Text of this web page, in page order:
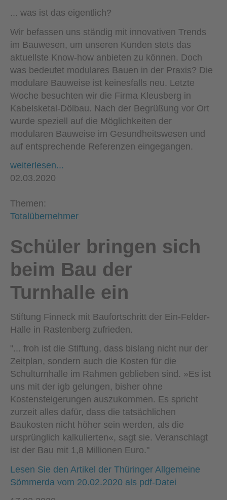
... was ist das eigentlich?
Wir befassen uns ständig mit innovativen Trends
im Bauwesen, um unseren Kunden stets das
aktuellste Know-how anbieten zu können. Doch
was bedeutet modulares Bauen in der Praxis? Die
modulare Bauweise ist keinesfalls neu. Letzte
Woche besuchten wir die Firma Kleusberg in
Kabelsketal-Dölbau. Nach der Begrüßung vor Ort
wurde speziell auf die Möglichkeiten der
modularen Bauweise im Gesundheitswesen und
auf entsprechende Referenzen eingegangen.
weiterlesen...
02.03.2020
Themen:
Totalübernehmer
Schüler bringen sich
beim Bau der
Turnhalle ein
Stiftung Finneck mit Baufortschritt der Ein-Felder-
Halle in Rastenberg zufrieden.
"... froh ist die Stiftung, dass bislang nicht nur der
Zeitplan, sondern auch die Kosten für die
Schulturnhalle im Rahmen geblieben sind. »Es ist
uns mit der igb gelungen, bisher ohne
Kostensteigerungen auszu­kommen. Es spricht
zurzeit alles dafür, dass die tatsächlichen
Baukosten nicht höher sein werden, als die
ursprünglich kalkulierten«, sagt sie. Veranschlagt
ist der Bau mit 1,8 Millionen Euro."
Lesen Sie den Artikel der Thüringer Allgemeine
Sömmerda vom 20.02.2020 als pdf-Datei